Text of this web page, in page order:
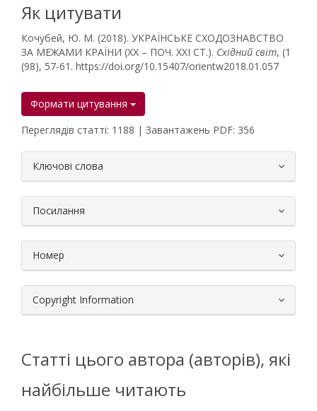
Як цитувати
Кочубей, Ю. М. (2018). УКРАЇНСЬКЕ СХОДОЗНАВСТВО
ЗА МЕЖАМИ КРАЇНИ (XX – ПОЧ. XXI СТ.). Східний світ, (1
(98), 57-61. https://doi.org/10.15407/orientw2018.01.057
Формати цитування
Переглядів статті: 1188 | Завантажень PDF: 356
Ключові слова
Посилання
Номер
Copyright Information
Статті цього автора (авторів), які
найбільше читають